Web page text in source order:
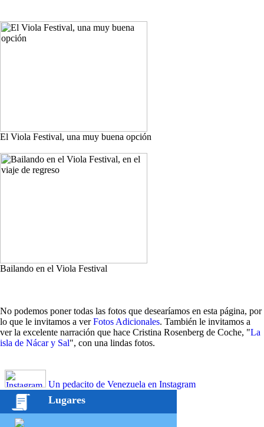
El Viola Festival, una muy buena opción
Bailando en el Viola Festival
No podemos poner todas las fotos que desearíamos en esta página, por
lo que le invitamos a verFotos Adicionales. También le invitamos a
ver la excelente narración que hace Cristina Rosenberg de Coche, "La
isla de Nácar y Sal", con una lindas fotos.
Un pedacito de Venezuela en Instagram
Lugares